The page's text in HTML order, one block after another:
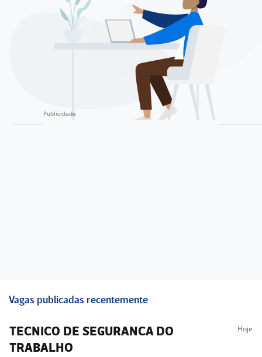
Vagas publicadas recentemente
TECNICO DE SEGURANCA DO
TRABALHO
Hoje